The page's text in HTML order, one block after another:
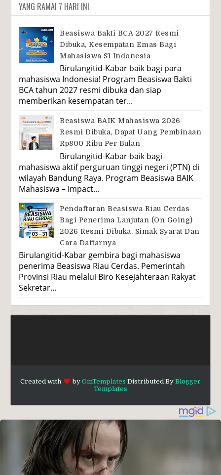
YANG RAMAI 7 HARI INI
Beasiswa Bakti BCA 2027 Resmi
Dibuka, Kesempatan Emas Bagi
Mahasiswa S1 Indonesia
Birulangitid-Kabar baik bagi para
mahasiswa Indonesia! Program Beasiswa Bakti
BCA tahun 2027 resmi dibuka dan siap
memberikan kesempatan ter...
Beasiswa BAIK Mahasiswa 2026
Resmi Dibuka, Dapat Uang Pembinaan
Rp800 Ribu Per Bulan
Birulangitid-Kabar baik bagi
mahasiswa aktif perguruan tinggi negeri (PTN) di
wilayah Bandung Raya. Program Beasiswa BAIK
Mahasiswa – Impact...
Pendaftaran Beasiswa Riau Cerdas
Bagi Penerima Lanjutan (On Going)
2026 Resmi Dibuka, Simak Syarat Dan
Cara Daftarnya
Birulangitid-Kabar gembira bagi mahasiswa
penerima Beasiswa Riau Cerdas. Pemerintah
Provinsi Riau melalui Biro Kesejahteraan Rakyat
Sekretar...
Created with by OmTemplates Distributed By Blogger
Templates